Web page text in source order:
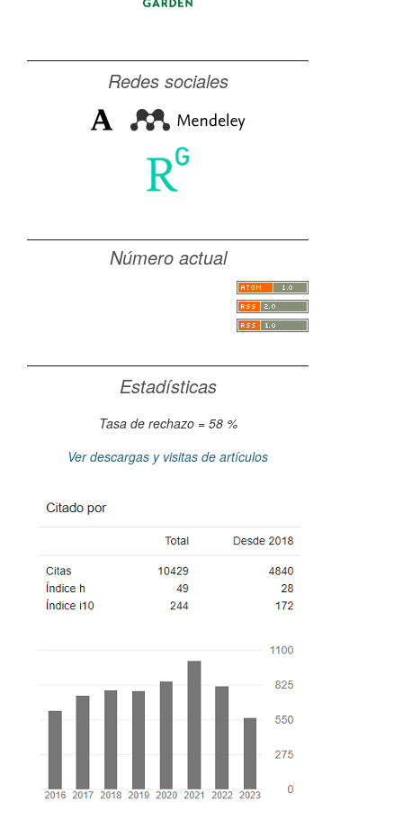
Redes sociales
Número actual
Estadísticas
Tasa de rechazo = 58 %
Ver descargas y visitas de artículos